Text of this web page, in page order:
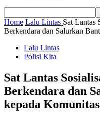
Home Lalu Lintas Sat Lantas
Berkendara dan Salurkan
Lalu Lintas
Polisi Kita
Sat Lantas
Berkendara dan
kepada